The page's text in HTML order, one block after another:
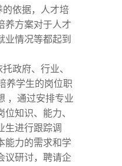
的依据，人才培
养方案对于人才
业情况等都起到
政府、行业、
养学生的岗位职
，通过安排专业
知识、能力、
生进行跟踪调
能力的需求和学
议研讨，聘请企